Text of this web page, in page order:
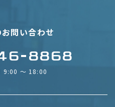
問い合わせ
8868
9:00 〜 18:00